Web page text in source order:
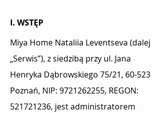
I. WSTĘP
Miya Home Nataliia Leventseva (dalej
„Serwis”), z siedzibą przy ul. Jana
Henryka Dąbrowskiego 75/21, 60-523
Poznań, NIP: 9721262255, REGON:
521721236, jest administratorem